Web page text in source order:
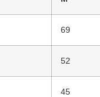
69
52
45